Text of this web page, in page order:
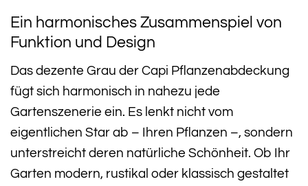
Ein harmonisches Zusammenspiel von
Funktion und Design
Das dezente Grau der Capi Pflanzenabdeckung
fügt sich harmonisch in nahezu jede
Gartenszenerie ein. Es lenkt nicht vom
eigentlichen Star ab – Ihren Pflanzen –, sondern
unterstreicht deren natürliche Schönheit. Ob Ihr
Garten modern, rustikal oder klassisch gestaltet